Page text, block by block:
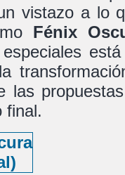
vistazo a lo
Fénix
final.